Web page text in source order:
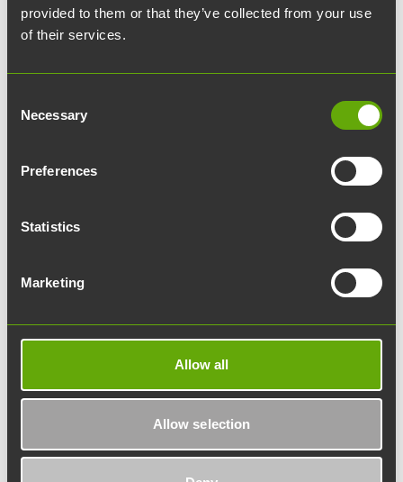
provided to them or that they’ve collected from your use
of their services.
Selection
Necessary
Preferences
Statistics
Marketing
Allow all
Allow selection
Noin 6300 neliömetrin
osoitteeseen Teollisuuskatu 42. Hanke käsittää
kerrokseen sijoittuvia aula- ja toimistotiloja sekä
rakennuksen kellarikerrokseen tulevia sosiaali-,
varasto- ja aputiloja. Rakennus valmistuu vuoden
alueen merkittävimmistä bioalan toimijoista, ja se
toimii Teknologiakiinteistöjen asiakkaana
BioCityssä, PharmaCityssä ja ElectroCityssä,
joissa sillä on noin 5100 neliömetriä tuotanto- ja
Torstaina 2.11. järjestetyssä peruskiven